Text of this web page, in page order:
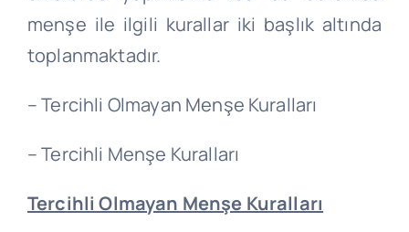
menşe ile ilgili kurallar iki başlık altında
toplanmaktadır.
– Tercihli Olmayan Menşe Kuralları
– Tercihli Menşe Kuralları
Tercihli Olmayan Menşe Kuralları